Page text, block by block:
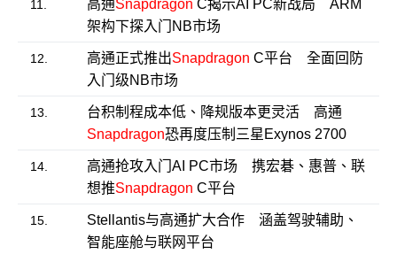
11. 高通Snapdragon C揭示AI PC新战局 ARM
架构下探入门NB市场
12. 高通正式推出Snapdragon C平台 全面回防
入门级NB市场
13.
台积制程成本低、降规版本更灵活 高通
Snapdragon恐再度压制三星Exynos 2700
14.
高通抢攻入门AI PC市场 携宏碁、惠普、联
想推Snapdragon C平台
15.
Stellantis与高通扩大合作 涵盖驾驶辅助、
智能座舱与联网平台